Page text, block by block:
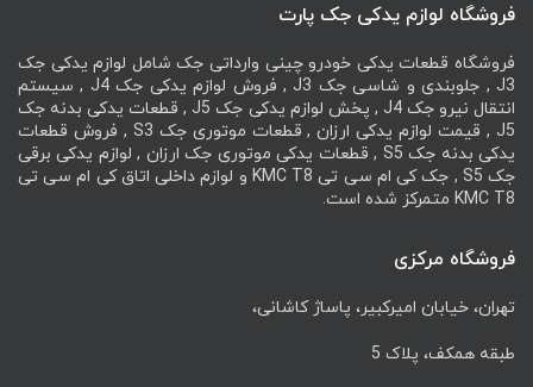
فروشگاه لوازم یدکی جک پارت
فروشگاه قطعات یدکی خودرو چینی وارداتی جک شامل لوازم یدکی جک
J3 , جلوبندی و شاسی جک J3 , فروش لوازم یدکی جک J4 , سیستم
انتقال نیرو جک J4 , پخش لوازم یدکی جک J5 , قطعات یدکی بدنه جک
J5 , قیمت لوازم یدکی ارزان , قطعات موتوری جک S3 , فروش قطعات
یدکی بدنه جک S5 , قطعات یدکی موتوری جک ارزان , لوازم یدکی برقی
جک S5 , جک کی ام سی تی KMC T8 و لوازم داخلی اتاق کی ام سی تی
KMC T8 متمرکز شده است.
فروشگاه مرکزی
تهران، خیابان امیرکبیر، پاساژ کاشانی،
طبقه همکف، پلاک 5